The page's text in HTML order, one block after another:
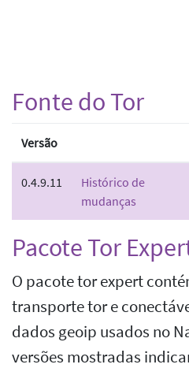
Fonte do Tor
Versão
0.4.9.11
Histórico de
mudanças
Pacote Tor
O pacote tor expert
transporte tor e
dados geoip usados no
versões mostradas